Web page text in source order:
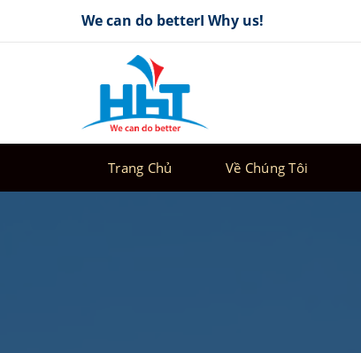
We can do betterI Why us!
Trang Chủ Về Chúng Tôi